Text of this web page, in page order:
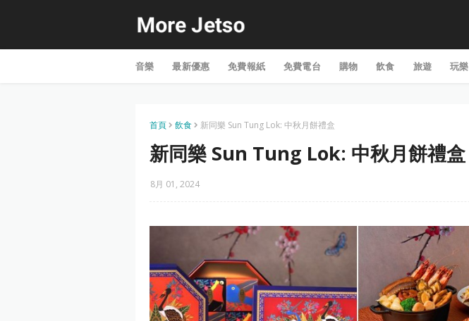
音樂 最新優惠 免費報紙 免費電台 購物 飲食 旅遊 玩樂
首頁 飲食 新同樂 Sun Tung Lok: 中秋月餅禮盒
新同樂 Sun Tung Lok: 中秋月餅禮盒
8月 01, 2024